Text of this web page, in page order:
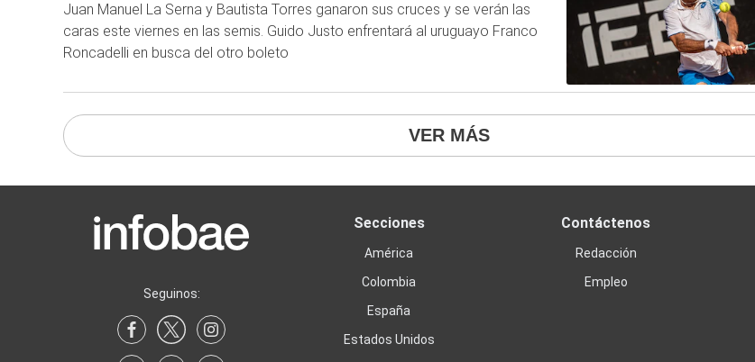
Juan Manuel La Serna y Bautista Torres ganaron sus cruces y se verán las
caras este viernes en las semis. Guido Justo enfrentará al uruguayo Franco
Roncadelli en busca del otro boleto
VER MÁS
Seguinos:
Secciones
América
Colombia
España
Estados Unidos
Contáctenos
Redacción
Empleo